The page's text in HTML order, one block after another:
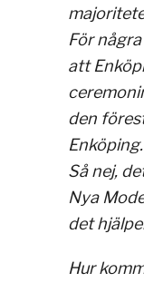
För
att
den
Så nej,
Nya
det
Hur